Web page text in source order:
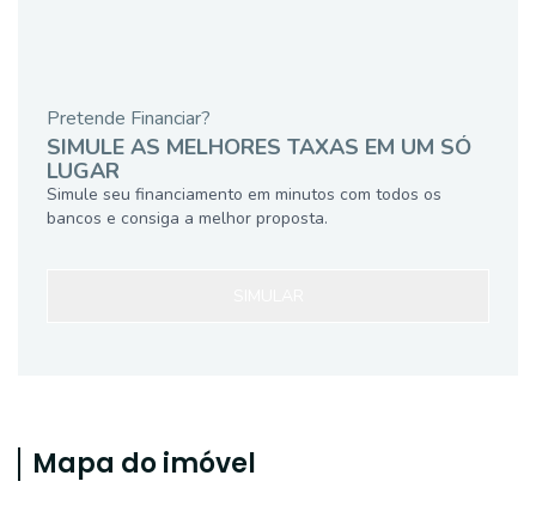
Pretende Financiar?
SIMULE AS MELHORES TAXAS EM UM SÓ
LUGAR
Simule seu financiamento em minutos com todos os
bancos e consiga a melhor proposta.
Mapa do imóvel